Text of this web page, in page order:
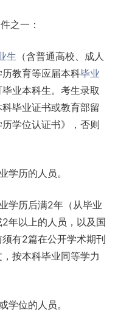
之一：
生 （含普通高校、成人
教育等应届本科毕业
业本科生。考生录取
毕业证书或教育部留
学位认证书》，否则
学历的人员。
学历后满2年（从毕业
年以上的人员，以及国
有2篇在公开学术期刊
按本科毕业同等学力
学位的人员。